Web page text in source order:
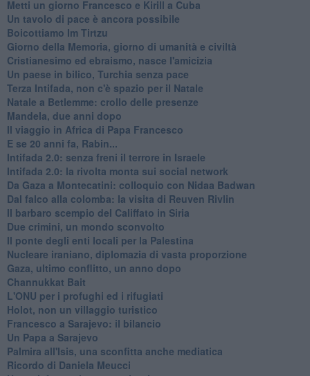
Metti un giorno Francesco e Kirill a Cuba
Un tavolo di pace è ancora possibile
Boicottiamo Im Tirtzu
Giorno della Memoria, giorno di umanità e civiltà
Cristianesimo ed ebraismo, nasce l'amicizia
Un paese in bilico, Turchia senza pace
Terza Intifada, non c'è spazio per il Natale
Natale a Betlemme: crollo delle presenze
Mandela, due anni dopo
Il viaggio in Africa di Papa Francesco
E se 20 anni fa, Rabin...
Intifada 2.0: senza freni il terrore in Israele
Intifada 2.0: la rivolta monta sui social network
Da Gaza a Montecatini: colloquio con Nidaa Badwan
Dal falco alla colomba: la visita di Reuven Rivlin
Il barbaro scempio del Califfato in Siria
Due crimini, un mondo sconvolto
Il ponte degli enti locali per la Palestina
Nucleare iraniano, diplomazia di vasta proporzione
Gaza, ultimo conflitto, un anno dopo
Channukkat Bait
L'ONU per i profughi ed i rifugiati
Holot, non un villaggio turistico
Francesco a Sarajevo: il bilancio
Un Papa a Sarajevo
Palmira all'Isis, una sconfitta anche mediatica
Ricordo di Daniela Meucci